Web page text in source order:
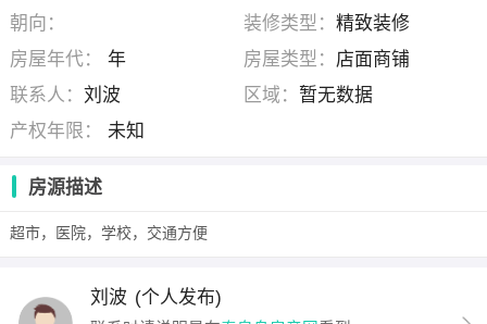
朝向：
装修类型： 精致装修
房屋年代：
年 房屋类型： 店面商铺
联系人：刘波 区域： 暂无数据
产权年限：
未知
房源描述
超市，医院，学校，交通方便
刘波 (个人发布)